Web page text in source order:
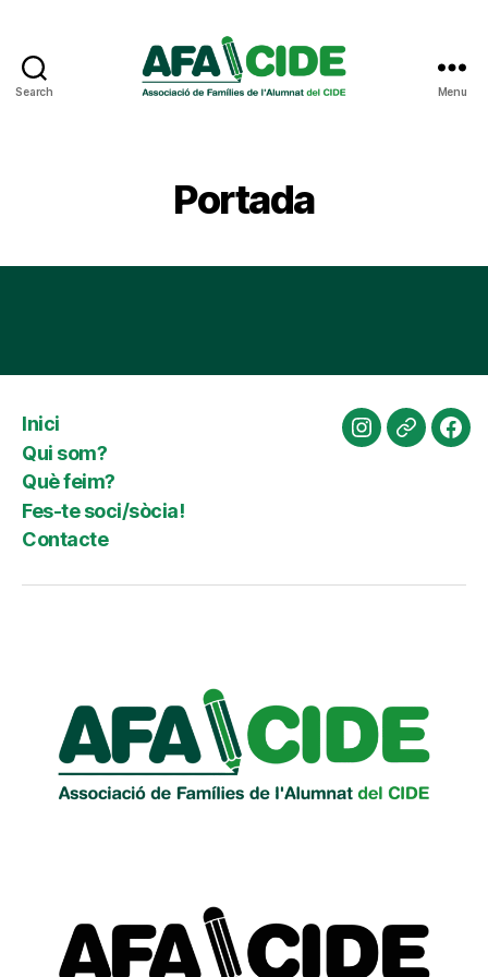
Search Menu
Portada
Inici
Qui som?
Què feim?
Fes-te soci/sòcia!
Contacte
Instagram
Website